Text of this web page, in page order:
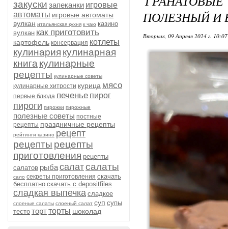
закуски запеканки игровые
автоматы игровые автоматы
вулкан итальянская кухня к чаю казино
вулкан как приготовить
картофель консервация котлеты
кулинария кулинарная
книга кулинарные
рецепты кулинарные советы
кулинарные хитрости курица мясо
первые блюда печенье пирог
пироги пирожки пирожные
полезные советы постные
рецепты праздничные рецепты
рейтинги казино рецепт
рецепты рецепты
приготовления рецепты
салатов рыбасалатсалаты
сало секреты приготовления скачать
бесплатно скачать с depositfiles
сладкая выпечка сладкое
слоеные салаты слоеный салат суп супы
тесто тортторты шоколад
ПОЛЕЗНЫЙ И
Вторник, 09 Апреля 2024 г.